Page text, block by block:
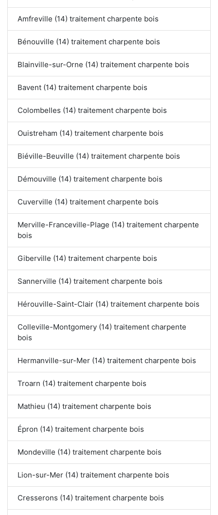
Amfreville (14) traitement charpente bois
Bénouville (14) traitement charpente bois
Blainville-sur-Orne (14) traitement charpente bois
Bavent (14) traitement charpente bois
Colombelles (14) traitement charpente bois
Ouistreham (14) traitement charpente bois
Biéville-Beuville (14) traitement charpente bois
Démouville (14) traitement charpente bois
Cuverville (14) traitement charpente bois
Merville-Franceville-Plage (14) traitement charpente
bois
Giberville (14) traitement charpente bois
Sannerville (14) traitement charpente bois
Hérouville-Saint-Clair (14) traitement charpente bois
Colleville-Montgomery (14) traitement charpente
bois
Hermanville-sur-Mer (14) traitement charpente bois
Troarn (14) traitement charpente bois
Mathieu (14) traitement charpente bois
Épron (14) traitement charpente bois
Mondeville (14) traitement charpente bois
Lion-sur-Mer (14) traitement charpente bois
Cresserons (14) traitement charpente bois